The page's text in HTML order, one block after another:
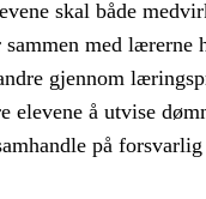
skal både
med lærerne
gjennom
elevene å utvise
på